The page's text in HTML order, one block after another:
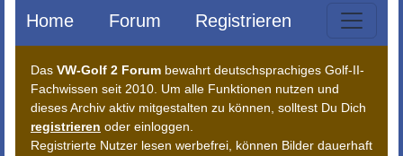
Home Forum Registrieren
Das VW-Golf 2 Forum bewahrt deutschsprachiges Golf-II-
Fachwissen seit 2010. Um alle Funktionen nutzen und
dieses Archiv aktiv mitgestalten zu können, solltest Du Dich
registrieren oder einloggen.
Registrierte Nutzer lesen werbefrei, können Bilder dauerhaft